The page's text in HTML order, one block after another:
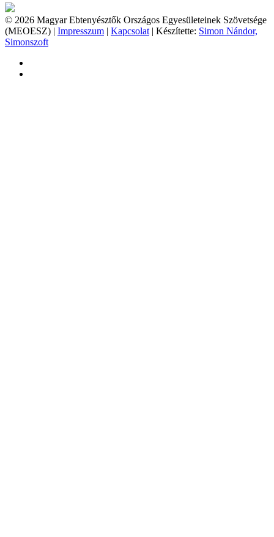
© 2026 Magyar Ebtenyésztők Országos Egyesületeinek Szövetsége
(MEOESZ) | Impresszum | Kapcsolat | Készítette: Simon Nándor,
Simonszoft